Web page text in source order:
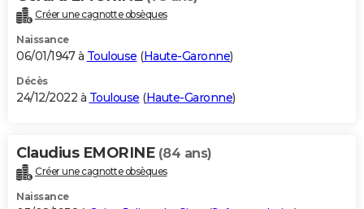
Créer une cagnotte obsèques
Naissance
06/01/1947 à Toulouse (Haute-Garonne)
Décès
24/12/2022 à Toulouse (Haute-Garonne)
Claudius EMORINE (84 ans)
Créer une cagnotte obsèques
Naissance